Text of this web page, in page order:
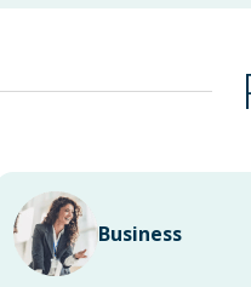
Business